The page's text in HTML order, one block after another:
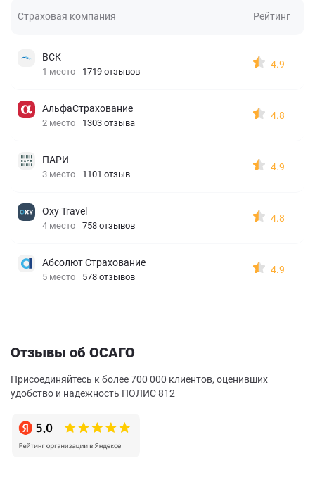
Страховая компания Рейтинг
ВСК
1 место 1719 отзывов
4.9
АльфаСтрахование
2 место 1303 отзыва
4.8
ПАРИ
3 место 1101 отзыв
4.9
Oxy Travel
4 место 758 отзывов
4.8
Абсолют Страхование
5 место 578 отзывов
4.9
Отзывы об ОСАГО
Присоединяйтесь к более 700 000 клиентов, оценивших
удобство и надежность ПОЛИС 812